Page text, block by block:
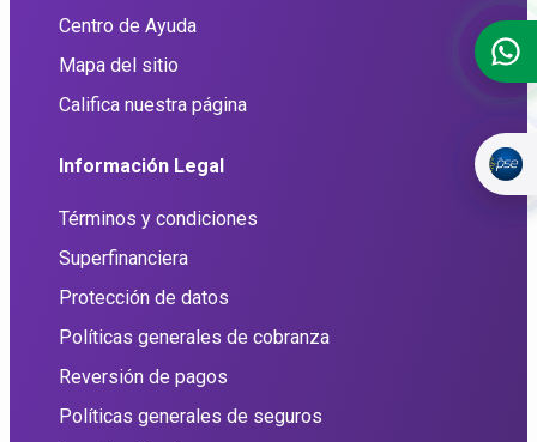
Centro de Ayuda
Mapa del sitio
Califica nuestra página
Información Legal
Términos y condiciones
Superfinanciera
Protección de datos
Políticas generales de cobranza
Reversión de pagos
Políticas generales de seguros